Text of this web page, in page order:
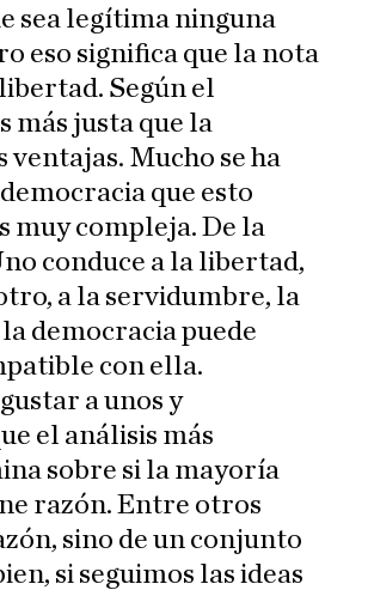
sea legítima ninguna
eso significa que la nota
Según el
más justa que la
Mucho se ha
que esto
muy compleja. De la
conduce a la libertad,
a la servidumbre, la
democracia puede
con ella.
a unos y
el análisis más
sobre si la mayoría
razón. Entre otros
sino de un conjunto
si seguimos las ideas